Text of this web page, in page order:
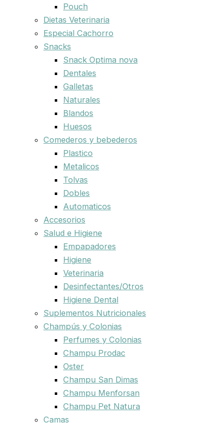
Pouch
Dietas Veterinaria
Especial Cachorro
Snacks
Snack Optima nova
Dentales
Galletas
Naturales
Blandos
Huesos
Comederos y bebederos
Plastico
Metalicos
Tolvas
Dobles
Automaticos
Accesorios
Salud e Higiene
Empapadores
Higiene
Veterinaria
Desinfectantes/Otros
Higiene Dental
Suplementos Nutricionales
Champús y Colonias
Perfumes y Colonias
Champu Prodac
Oster
Champu San Dimas
Champu Menforsan
Champu Pet Natura
Camas